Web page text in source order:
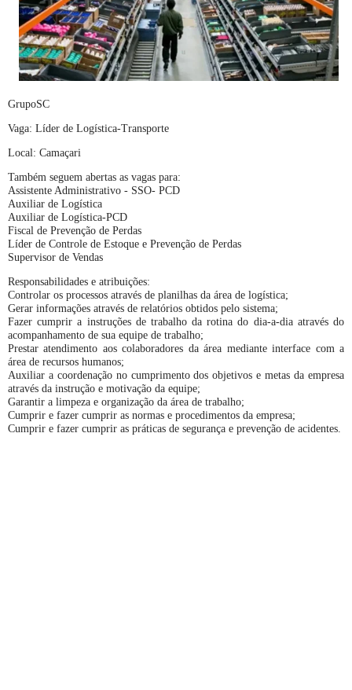
GrupoSC
Vaga: Líder de Logística-Transporte
Local: Camaçari
Também seguem abertas as vagas para:
Assistente Administrativo - SSO- PCD
Auxiliar de Logística
Auxiliar de Logística-PCD
Fiscal de Prevenção de Perdas
Líder de Controle de Estoque e Prevenção de Perdas
Supervisor de Vendas
Responsabilidades e atribuições:
Controlar os processos através de planilhas da área de logística;
Gerar informações através de relatórios obtidos pelo sistema;
Fazer cumprir a instruções de trabalho da rotina do dia-a-dia através do
acompanhamento de sua equipe de trabalho;
Prestar atendimento aos colaboradores da área mediante interface com a
área de recursos humanos;
Auxiliar a coordenação no cumprimento dos objetivos e metas da empresa
através da instrução e motivação da equipe;
Garantir a limpeza e organização da área de trabalho;
Cumprir e fazer cumprir as normas e procedimentos da empresa;
Cumprir e fazer cumprir as práticas de segurança e prevenção de acidentes.